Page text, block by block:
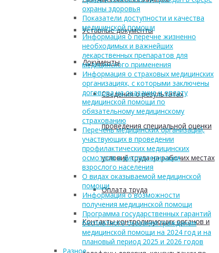
Уставные документы
Документы
Сведения о результатах
проведения специальной оценки
условий труда на рабочих местах
Оплата труда
Контакты контролирующих органов и
охраны здоровья
Показатели доступности и качества
медицинской помощи
Информация о перечне жизненно
необходимых и важнейших
лекарственных препаратов для
медицинского применения
Информация о страховых медицинских
организациях, с которыми заключены
договора на оказание и оплату
медицинской помощи по
обязательному медицинскому
страхованию
Перечень медицинских организаций,
участвующих в проведении
профилактических медицинских
осмотров и диспансеризации
взрослого населения
О видах оказываемой медицинской
помощи
Информация о возможности
получения медицинской помощи
Программа государственных гарантий
бесплатного оказания гражданам
медицинской помощи на 2024 год и на
плановый период 2025 и 2026 годов
Разное